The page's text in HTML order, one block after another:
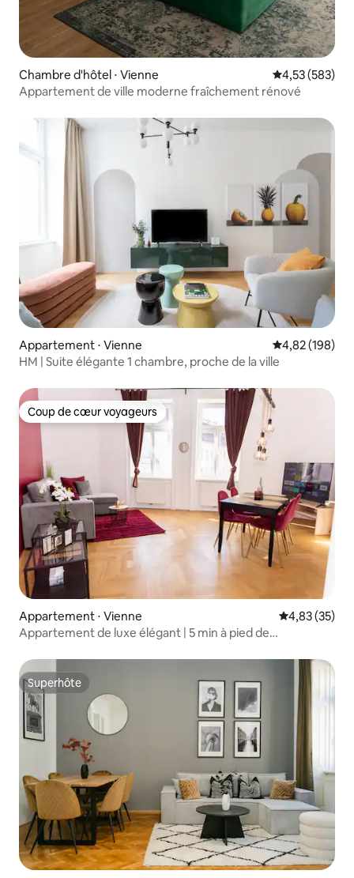
Chambre d'hôtel ⋅ Vienne Évaluation
4,53 (583)
Appartement de ville moderne fraîchement rénové
Appartement ⋅ Vienne Évaluation
4,82 (198)
HM | Suite élégante 1 chambre, proche de la ville
Coup de cœur voyageurs
Coup de cœur voyageurs
Appartement ⋅ Vienne Évaluation
4,83 (35)
Appartement de luxe élégant | 5 min à pied de
Superhôte
Superhôte